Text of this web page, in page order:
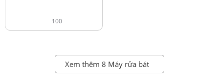
100
Xem thêm 8 Máy rửa bát